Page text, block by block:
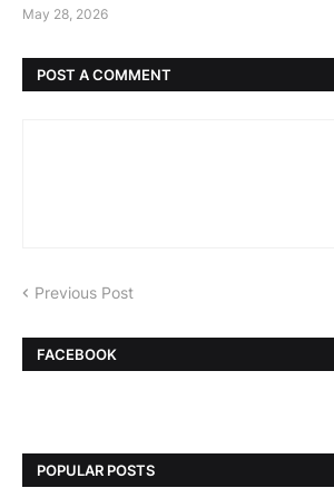
May 28, 2026
POST A COMMENT
Previous Post
FACEBOOK
POPULAR POSTS